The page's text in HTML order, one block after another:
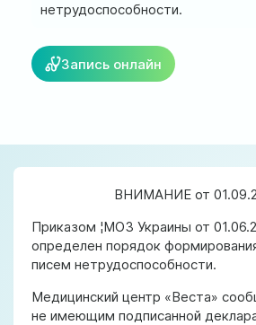
нетрудоспособности.
Запись онлайн
ВНИМАНИЕ от
Приказом ¦МОЗ Украины от
определен порядок
писем нетрудоспособности.
Медицинский центр «Веста»
не имеющим подписанной